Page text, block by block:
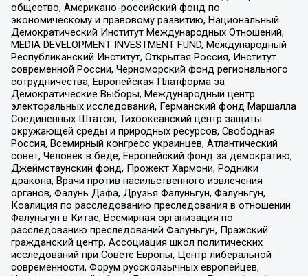
общество, Американо-российский фонд по
экономическому и правовому развитию, Национальный
Демократический Институт Международных Отношений,
MEDIA DEVELOPMENT INVESTMENT FUND, Международный
Республиканский Институт, Открытая Россия, Институт
современной России, Черноморский фонд регионального
сотрудничества, Европейская Платформа за
Демократические Выборы, Международный центр
электоральных исследований, Германский фонд Маршалла
Соединенных Штатов, Тихоокеанский центр защиты
окружающей среды и природных ресурсов, Свободная
Россия, Всемирный конгресс украинцев, Атлантический
совет, Человек в беде, Европейский фонд за демократию,
Джеймстаунский фонд, Прожект Хармони, Родники
дракона, Врачи против насильственного извлечения
органов, Фалунь Дафа, Друзья Фалуньгун, Фалуньгун,
Коалиция по расследованию преследования в отношении
Фалуньгун в Китае, Всемирная организация по
расследованию преследований Фалуньгун, Пражский
гражданский центр, Ассоциация школ политических
исследований при Совете Европы, Центр либеральной
современности, Форум русскоязычных европейцев,